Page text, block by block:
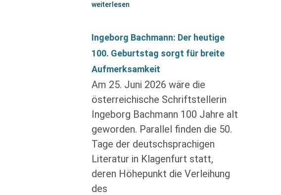
weiterlesen
Ingeborg Bachmann: Der heutige
100. Geburtstag sorgt für breite
Aufmerksamkeit
Am 25. Juni 2026 wäre die
österreichische Schriftstellerin
Ingeborg Bachmann 100 Jahre alt
geworden. Parallel finden die 50.
Tage der deutschsprachigen
Literatur in Klagenfurt statt,
deren Höhepunkt die Verleihung
des